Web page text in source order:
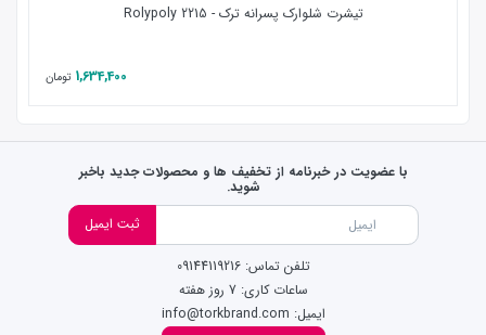
تیشرت شلوارک پسرانه ترک - Rolypoly 2215
1,634,400 تومان
با عضویت در خبرنامه از تخفیف ها و محصولات جدید باخبر
شوید.
ثبت ایمیل
تلفن تماس: 09144119216
ساعات کاری: 7 روز هفته
ایمیل: info@torkbrand.com